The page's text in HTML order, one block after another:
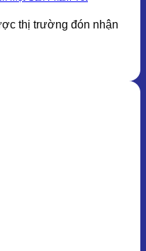
thị trường đón nhận